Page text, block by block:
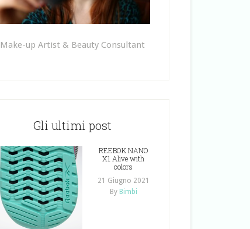
Make-up Artist & Beauty Consultant
Gli ultimi post
REEBOK NANO
X1 Alive with
colors
21 Giugno 2021
By Bimbi